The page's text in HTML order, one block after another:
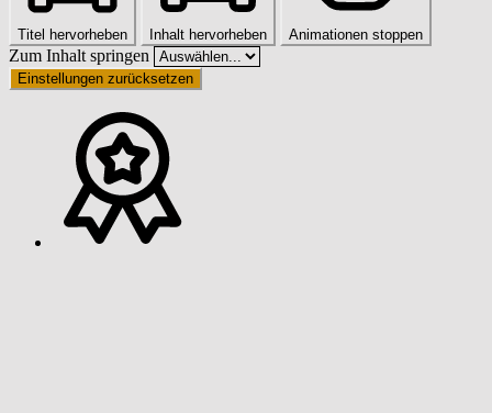
Titel hervorheben Inhalt hervorheben Animationen stoppen
Zum Inhalt springen
Einstellungen zurücksetzen